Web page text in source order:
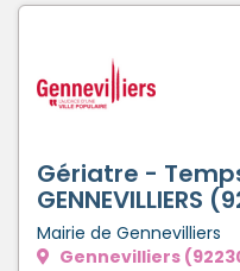
Gériatre -
Mairie de Gennevilliers
Gennevilliers